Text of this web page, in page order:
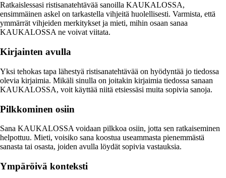
Ratkaislessasi ristisanatehtävää sanoilla KAUKALOSSA,
ensimmäinen askel on tarkastella vihjeitä huolellisesti. Varmista, että
ymmärrät vihjeiden merkitykset ja mieti, mihin osaan sanaa
KAUKALOSSA ne voivat viitata.
Kirjainten avulla
Yksi tehokas tapa lähestyä ristisanatehtävää on hyödyntää jo tiedossa
olevia kirjaimia. Mikäli sinulla on joitakin kirjaimia tiedossa sanaan
KAUKALOSSA, voit käyttää niitä etsiessäsi muita sopivia sanoja.
Pilkkominen osiin
Sana KAUKALOSSA voidaan pilkkoa osiin, jotta sen ratkaiseminen
helpottuu. Mieti, voisiko sana koostua useammasta pienemmästä
sanasta tai osasta, joiden avulla löydät sopivia vastauksia.
Ympäröivä konteksti